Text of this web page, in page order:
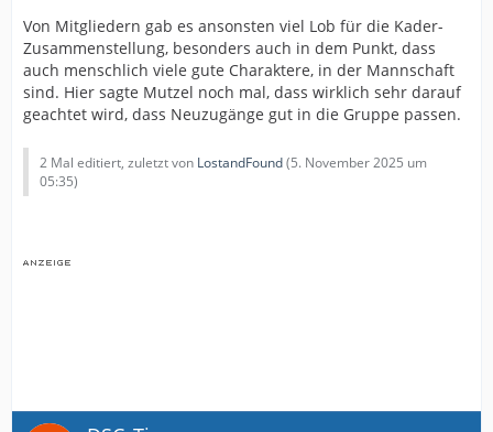
Von Mitgliedern gab es ansonsten viel Lob für die Kader-
Zusammenstellung, besonders auch in dem Punkt, dass
auch menschlich viele gute Charaktere, in der Mannschaft
sind. Hier sagte Mutzel noch mal, dass wirklich sehr darauf
geachtet wird, dass Neuzugänge gut in die Gruppe passen.
2 Mal editiert, zuletzt von LostandFound(5. November 2025 um
05:35)